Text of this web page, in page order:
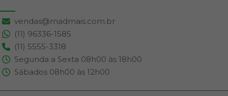
vendas@madmais.com.br
(11) 96336-1585
(11) 5555-3318
Segunda a Sexta 08h00 às 18h00
Sábados 08h00 às 12h00